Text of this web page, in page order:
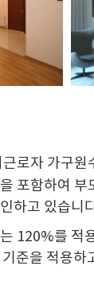
로자 가구
포함하여
하고 있습니
120%를 적
준을 적용하